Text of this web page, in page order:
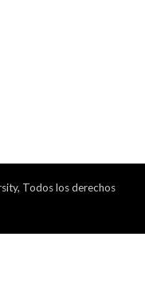
Todos los derechos